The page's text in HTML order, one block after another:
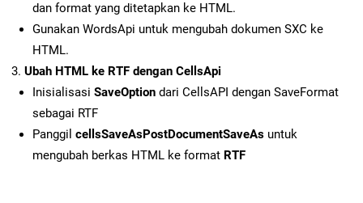
dan format yang ditetapkan ke HTML.
Gunakan WordsApi untuk mengubah dokumen SXC ke
HTML.
Ubah HTML ke RTF dengan CellsApi
Inisialisasi SaveOption dari CellsAPI dengan SaveFormat
sebagai RTF
Panggil cellsSaveAsPostDocumentSaveAs untuk
mengubah berkas HTML ke format RTF